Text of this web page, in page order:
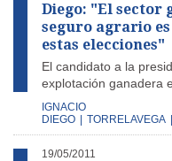
Diego: "El sector
seguro agrario
estas elecciones"
El candidato a la
explotación ganadera
IGNACIO
DIEGO
TORRELAVEGA
19/05/2011